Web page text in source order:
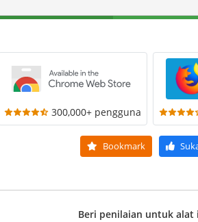
300,000+ pengguna
Bookmark
Beri penilaian untuk alat